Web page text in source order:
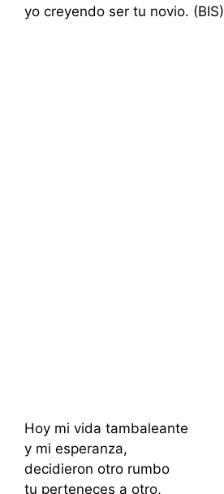
yo creyendo ser tu novio. (BIS)
Hoy mi vida tambaleante
y mi esperanza,
decidieron otro rumbo
tu perteneces a otro,